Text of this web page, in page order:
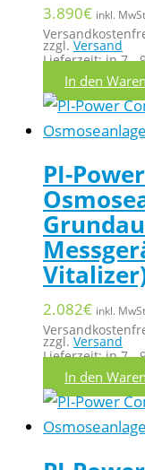
3.890€ inkl.
zzgl. Versand
Lieferzeit: in 7 -
In den
PI-
2.082€ inkl.
zzgl. Versand
Lieferzeit: in 7 -
In den